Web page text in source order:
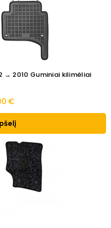
→ 2010 Guminiai kilimėliai
€